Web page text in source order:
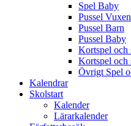
Spel Baby
Pussel Vuxen
Pussel Barn
Pussel Baby
Kortspel och
Kortspel och
Övrigt Spel
Kalendrar
Skolstart
Kalender
Lärarkalender